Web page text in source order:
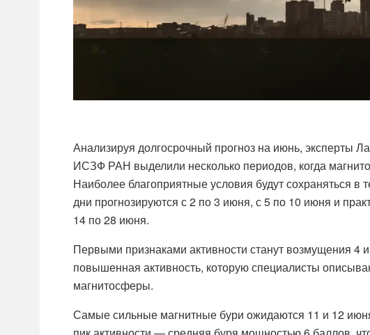
Анализируя долгосрочный прогноз на июнь, эксперты
ИСЗФ РАН выделили несколько периодов, когда
Наиболее благоприятные условия будут сохраняться в
дни прогнозируются с 2 по 3 июня, с 5 по 10 июня и
14 по 28 июня.
Первыми признаками активности станут возмущения 4
повышенная активность, которую специалисты
магнитосферы.
Самые сильные магнитные бури ожидаются 11 и 12